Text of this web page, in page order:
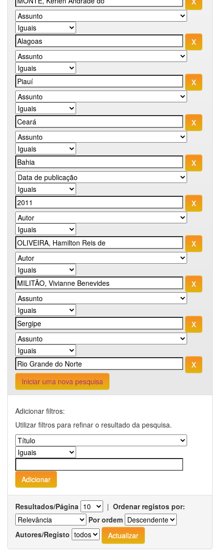
Iniciar uma nova pesquisa
Adicionar filtros:
Utilizar filtros para refinar o resultado da pesquisa.
Resultados/Página | Ordenar registos por:
Por ordem
Autores/Registo